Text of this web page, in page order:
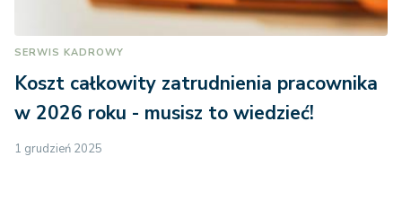
SERWIS KADROWY
Koszt całkowity zatrudnienia pracownika
w 2026 roku - musisz to wiedzieć!
1 grudzień 2025